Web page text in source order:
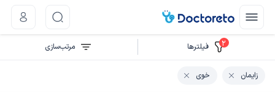
2 فیلتر‌ها مرتب‌سازی
زایمان خوی